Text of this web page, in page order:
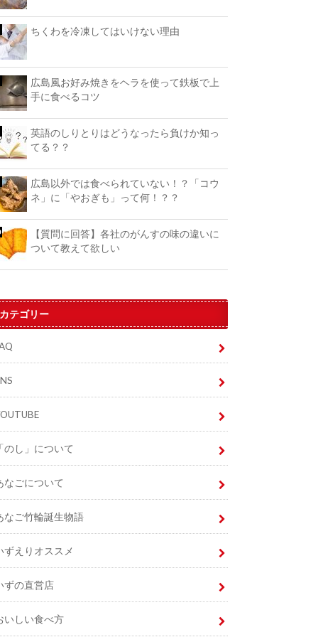
ちくわを冷凍してはいけない理由
広島風お好み焼きをヘラを使って鉄板で上
手に食べるコツ
英語のしりとりはどうなったら負けか知っ
てる？？
広島以外では食べられていない！？「コウ
ネ」に「やおぎも」って何！？？
【質問に回答】各社のがんすの味の違いに
ついて教えて欲しい
テゴリー
のし」について
なごについて
なご竹輪誕生物語
ずえりオススメ
ずの直営店
いしい食べ方